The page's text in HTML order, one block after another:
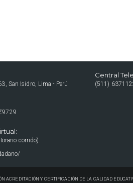
San Isidro, Lima - Perú
corrido).
Central
(511)
ACREDITACIÓN Y CERTIFICACIÓN DE LA CALIDAD